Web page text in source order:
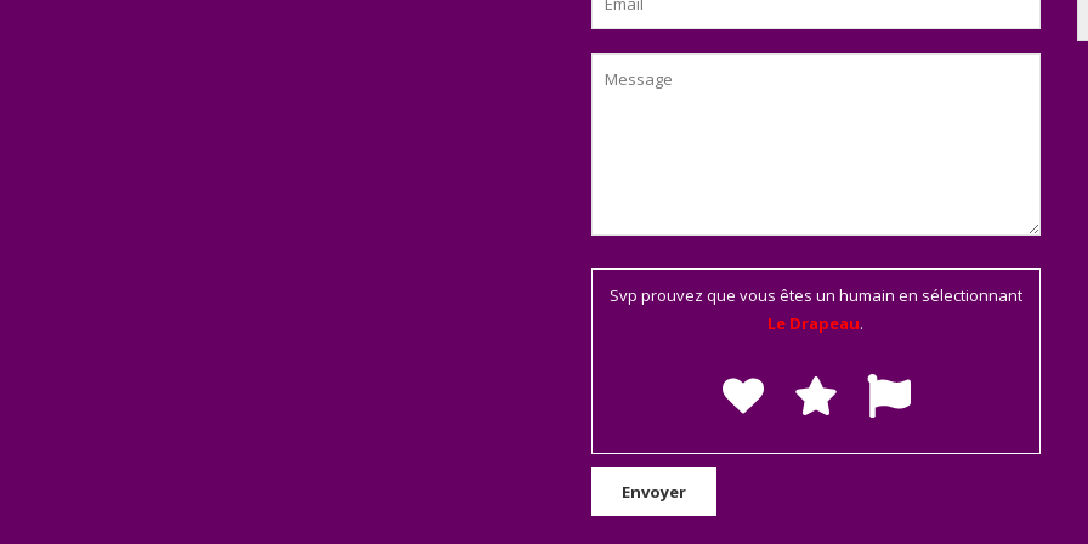
Svp prouvez que vous êtes un humain en sélectionnant
Le Drapeau.